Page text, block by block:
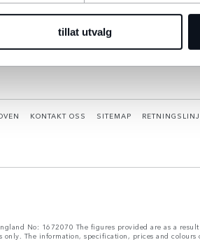
tillat utvalg
KONTAKT OSS SITEMAP
No: 1672070 The figures provided are as a
The information, specification, prices and